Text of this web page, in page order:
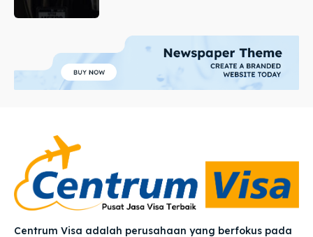
Centrum Visa adalah perusahaan yang berfokus pada